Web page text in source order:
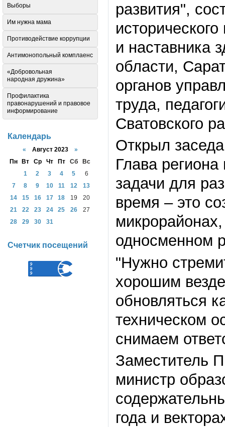
развития",
и наставника
области,
органов
труда,
Сватовского
Открыл
Глава
задачи для
время – это
односменном
"Нужно
хорошим
обновляться
техническом
снимаем
Заместитель
министр
года и
Выборы
Им нужна мама
Противодействие коррупции
Антимонопольный комплаенс
«Добровольная
народная дружина»
Профилактика
правонарушений и правовое
информирование
Календарь
« Август 2023 »
Пн
Вт Ср Чт Пт Сб
Вс
1
2 3 4 5
6
7
8 9 10 11 12
13
14
15 16 17 18 19
20
21
22 23 24 25 26
27
28
29 30 31
Счетчик посещений